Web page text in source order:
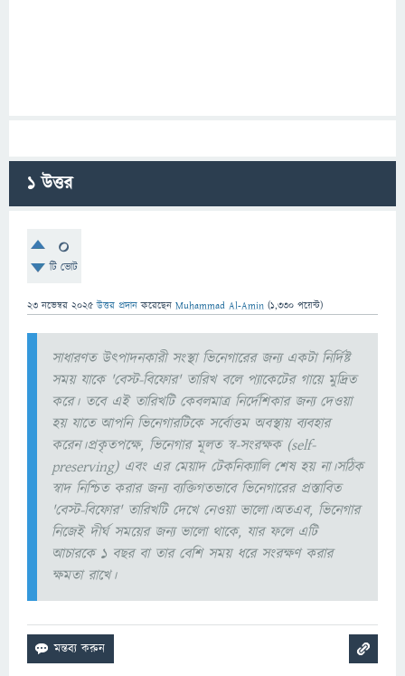
1উত্তর
0
টি ভোট
23 নভেম্বর 2025 উত্তর প্রদান করেছেন Muhammad Al-Amin (1,330 পয়েন্ট)
সাধারণত উৎপাদনকারী সংস্থা ভিনেগারের জন্য একটা নির্দিষ্ট
সময় যাকে 'বেস্ট-বিফোর' তারিখ বলে প্যাকেটের গায়ে মুদ্রিত
করে। তবে এই তারিখটি কেবলমাত্র নির্দেশিকার জন্য দেওয়া
হয় যাতে আপনি ভিনেগারটিকে সর্বোত্তম অবস্থায় ব্যবহার
করেন।প্রকৃতপক্ষে, ভিনেগার মূলত স্ব-সংরক্ষক (self-
preserving) এবং এর মেয়াদ টেকনিক্যালি শেষ হয় না।সঠিক
স্বাদ নিশ্চিত করার জন্য ব্যক্তিগতভাবে ভিনেগারের প্রস্তাবিত
'বেস্ট-বিফোর' তারিখটি দেখে নেওয়া ভালো।অতএব, ভিনেগার
নিজেই দীর্ঘ সময়ের জন্য ভালো থাকে, যার ফলে এটি
আচারকে ১ বছর বা তার বেশি সময় ধরে সংরক্ষণ করার
ক্ষমতা রাখে।